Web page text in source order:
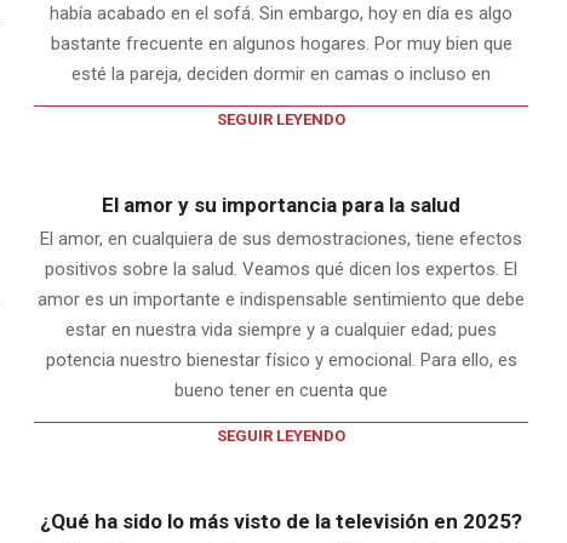
había acabado en el sofá. Sin embargo, hoy en día es algo
bastante frecuente en algunos hogares. Por muy bien que
esté la pareja, deciden dormir en camas o incluso en
SEGUIR LEYENDO
El amor y su importancia para la salud
El amor, en cualquiera de sus demostraciones, tiene efectos
positivos sobre la salud. Veamos qué dicen los expertos. El
amor es un importante e indispensable sentimiento que debe
estar en nuestra vida siempre y a cualquier edad; pues
potencia nuestro bienestar físico y emocional. Para ello, es
bueno tener en cuenta que
SEGUIR LEYENDO
¿Qué ha sido lo más visto de la televisión en 2025?